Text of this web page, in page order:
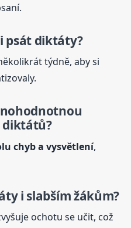
psát diktáty?
týdně, aby si
diktátů?
chyb a vysvětlení,
i slabším žákům?
ochotu se učit, což